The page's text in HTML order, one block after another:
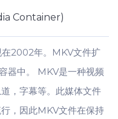
Container)
2002年。MKV文件扩
器中。 MKV是一种视频
，字幕等。此媒体文件
，因此MKV文件在保持